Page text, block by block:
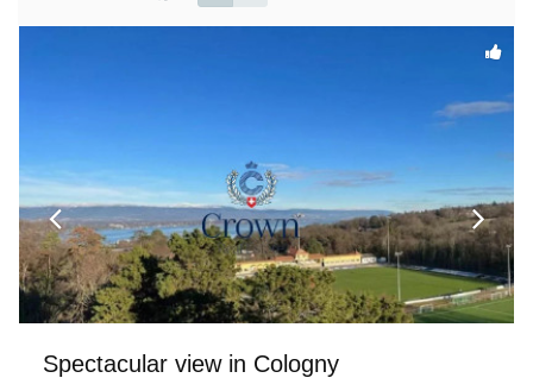
Spectacular view in Cologny